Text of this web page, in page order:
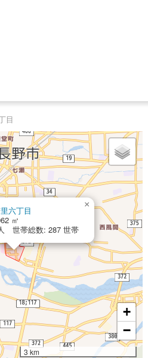
目
六丁目
㎡
世帯総数: 287 世帯
×
+
−
3 km